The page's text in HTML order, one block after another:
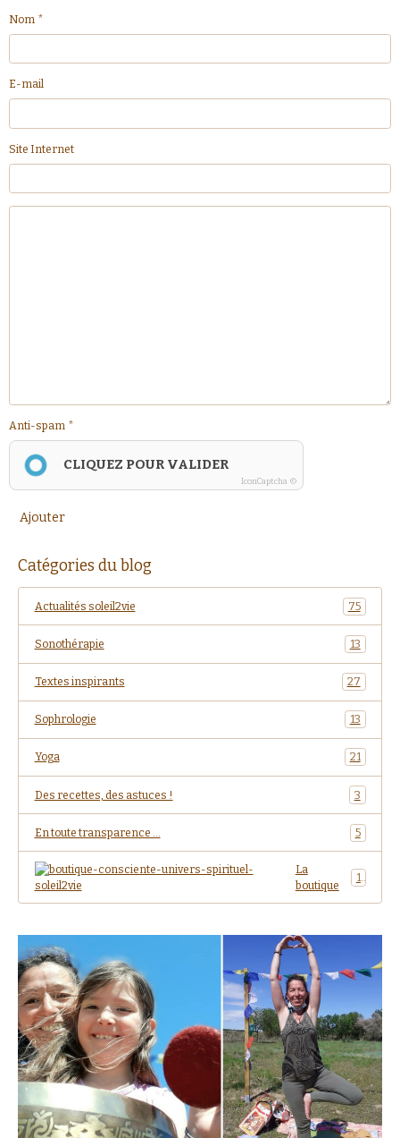
Nom
E-mail
Site Internet
Anti-spam
CLIQUEZ POUR VALIDER
IconCaptcha ©
Ajouter
Catégories du blog
Actualités soleil2vie 75
Sonothérapie 13
Textes inspirants 27
Sophrologie 13
Yoga 21
Des recettes, des astuces ! 3
En toute transparence ... 5
La
boutique